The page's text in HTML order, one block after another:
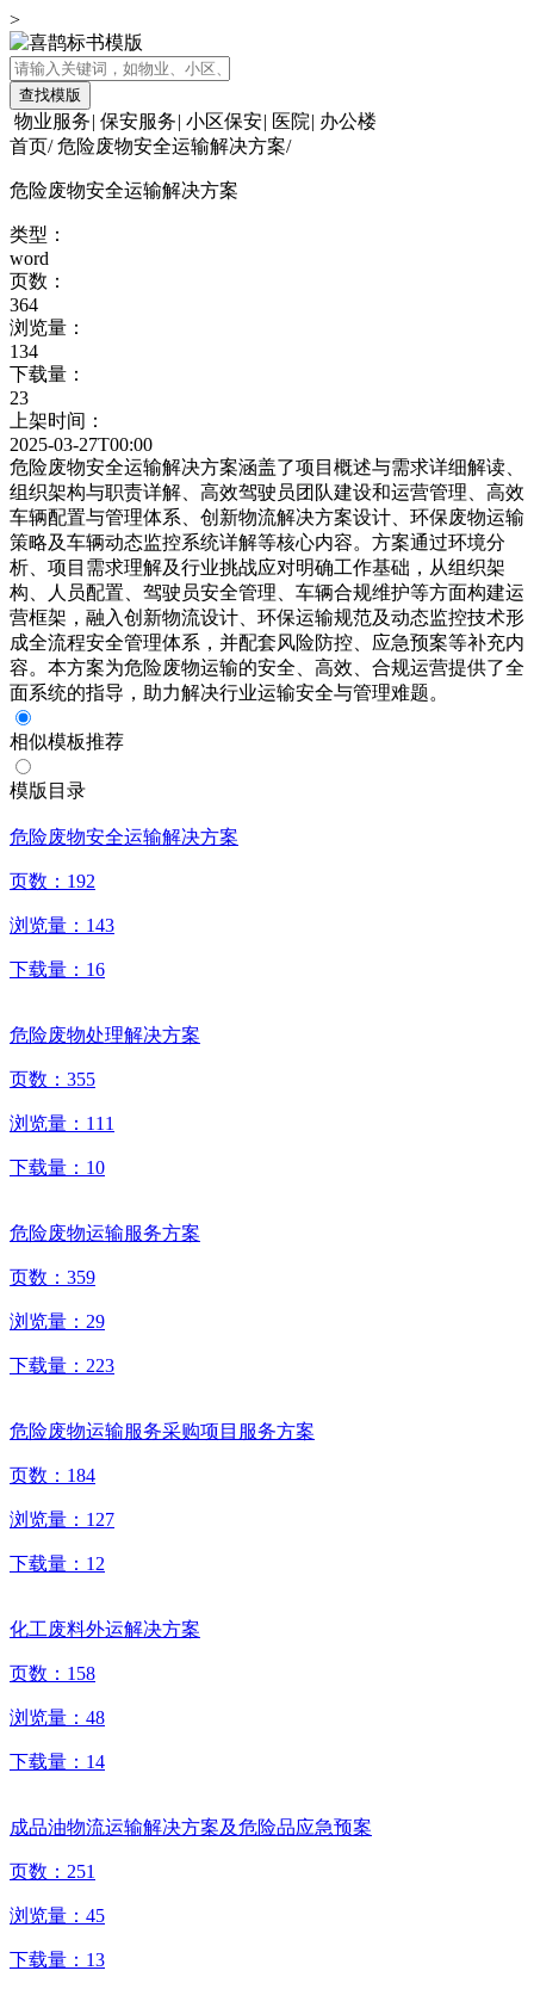
>
查找模版
物业服务| 保安服务| 小区保安| 医院| 办公楼
首页/ 危险废物安全运输解决方案/
危险废物安全运输解决方案
类型：
word
页数：
364
浏览量：
134
下载量：
23
上架时间：
2025-03-27T00:00
危险废物安全运输解决方案涵盖了项目概述与需求详细解读、
组织架构与职责详解、高效驾驶员团队建设和运营管理、高效
车辆配置与管理体系、创新物流解决方案设计、环保废物运输
策略及车辆动态监控系统详解等核心内容。方案通过环境分
析、项目需求理解及行业挑战应对明确工作基础，从组织架
构、人员配置、驾驶员安全管理、车辆合规维护等方面构建运
营框架，融入创新物流设计、环保运输规范及动态监控技术形
成全流程安全管理体系，并配套风险防控、应急预案等补充内
容。本方案为危险废物运输的安全、高效、合规运营提供了全
面系统的指导，助力解决行业运输安全与管理难题。
相似模板推荐
模版目录
危险废物安全运输解决方案
页数： 192
浏览量： 143
下载量： 16
危险废物处理解决方案
页数： 355
浏览量： 111
下载量： 10
危险废物运输服务方案
页数： 359
浏览量： 29
下载量： 223
危险废物运输服务采购项目服务方案
页数： 184
浏览量： 127
下载量： 12
化工废料外运解决方案
页数： 158
浏览量： 48
下载量： 14
成品油物流运输解决方案及危险品应急预案
页数： 251
浏览量： 45
下载量： 13